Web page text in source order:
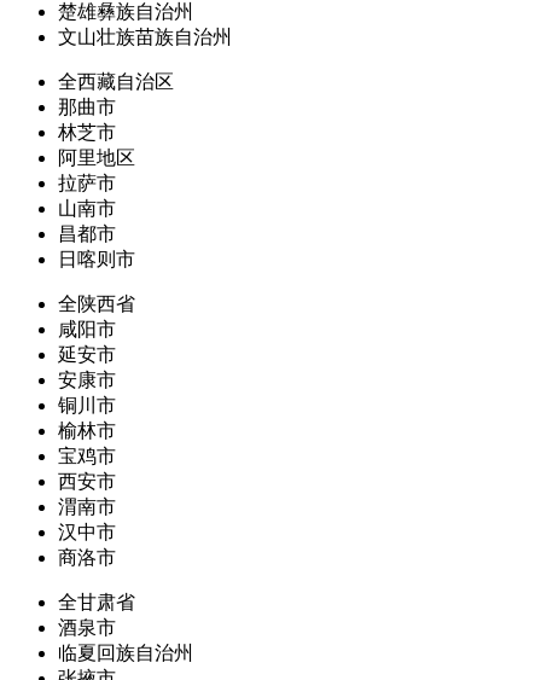
楚雄彝族自治州
文山壮族苗族自治州
全西藏自治区
那曲市
林芝市
阿里地区
拉萨市
山南市
昌都市
日喀则市
全陕西省
咸阳市
延安市
安康市
铜川市
榆林市
宝鸡市
西安市
渭南市
汉中市
商洛市
全甘肃省
酒泉市
临夏回族自治州